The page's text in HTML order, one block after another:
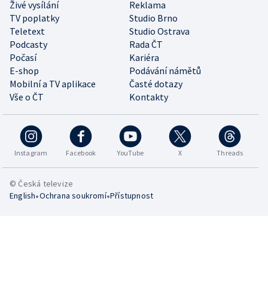
Živé vysílání
Reklama
TV poplatky
Studio Brno
Teletext
Studio Ostrava
Podcasty
Rada ČT
Počasí
Kariéra
E-shop
Podávání námětů
Mobilní a TV aplikace
Časté dotazy
Vše o ČT
Kontakty
Instagram Facebook YouTube X Threads
© Česká televize
English•Ochrana soukromí•Přístupnost